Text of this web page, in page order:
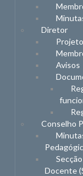
Diretor
Avisos
Conselho
Docente